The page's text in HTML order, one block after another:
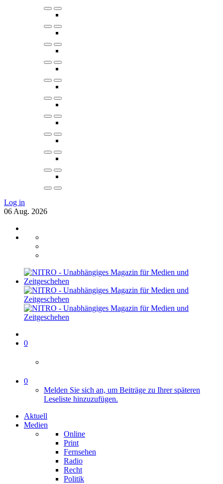
Log in
06 Aug. 2026
0
0
Melden Sie sich an, um Beiträge zu Ihrer späteren
Leseliste hinzuzufügen.
Aktuell
Medien
Online
Print
Fernsehen
Radio
Recht
Politik